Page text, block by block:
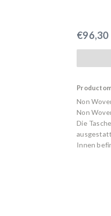
€96,30
Non
Non
Die
Innen